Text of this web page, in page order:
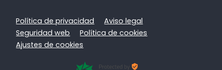
Política de privacidad
Aviso legal
Seguridad web
Política de cookies
Ajustes de cookies